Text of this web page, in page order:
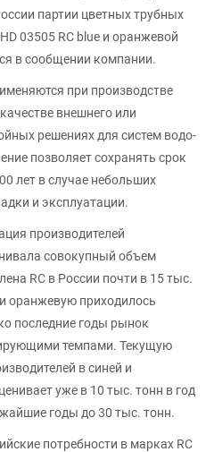
партии цветных трубных
03505 RC blue и оранжевой
в сообщении компании.
при производстве
внешнего или
решениях для систем водо-
позволяет сохранять срок
лет в случае небольших
и эксплуатации.
производителей
совокупный объем
RC в России почти в 15 тыс.
оранжевую приходилось
последние годы рынок
темпами. Текущую
в синей и
уже в 10 тыс. тонн в год
годы до 30 тыс. тонн.
потребности в марках RC